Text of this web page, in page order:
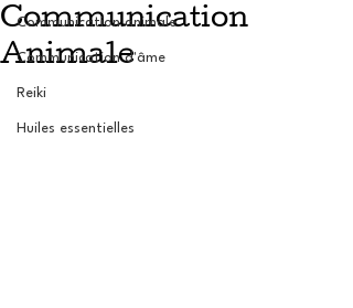
Communication animale
Communication d'âme
Reiki
Huiles essentielles
Communication
Animale